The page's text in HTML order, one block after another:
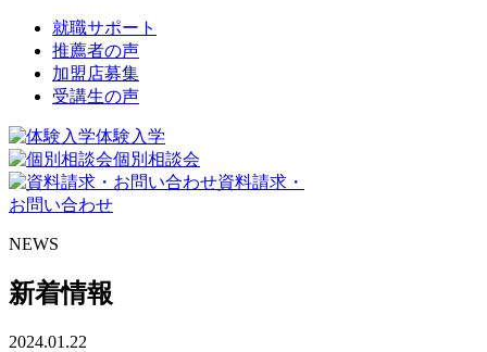
就職サポート
推薦者の声
加盟店募集
受講生の声
体験入学
個別相談会
資料請求・
お問い合わせ
NEWS
新着情報
2024.01.22